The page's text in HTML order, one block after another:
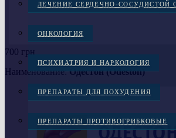
ЛЕЧЕНИЕ СЕРДЕЧНО-СОСУДИСТОЙ
ОНКОЛОГИЯ
ПСИХИАТРИЯ И НАРКОЛОГИЯ
ПРЕПАРАТЫ ДЛЯ ПОХУДЕНИЯ
ПРЕПАРАТЫ ПРОТИВОГРИБКОВЫЕ
700 грн
Наименование:Одестон (Odeston)